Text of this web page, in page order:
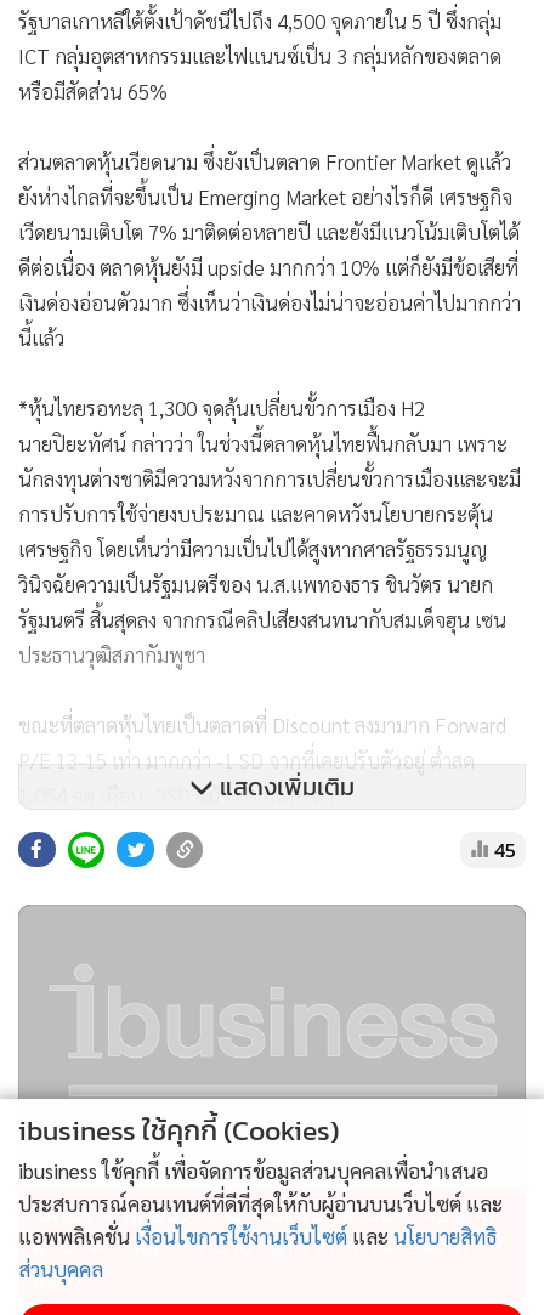
รัฐบาลเกาหลีใต้ตั้งเป้าดัชนีไปถึง 4,500 จุดภายใน 5 ปี ซึ่งกลุ่ม
ICT กลุ่มอุตสาหกรรมและไฟแนนซ์เป็น 3 กลุ่มหลักของตลาด
หรือมีสัดส่วน 65%
ส่วนตลาดหุ้นเวียดนาม ซึ่งยังเป็นตลาด Frontier Market ดูแล้ว
ยังห่างไกลที่จะขึ้นเป็น Emerging Market อย่างไรก็ดี เศรษฐกิจ
เวีดยนามเติบโต 7% มาติดต่อหลายปี และยังมีแนวโน้มเติบโตได้
ดีต่อเนื่อง ตลาดหุ้นยังมี upside มากกว่า 10% แต่ก็ยังมีข้อเสียที่
เงินด่องอ่อนตัวมาก ซึ่งเห็นว่าเงินด่องไม่น่าจะอ่อนค่าไปมากกว่า
นี้แล้ว
*หุ้นไทยรอทะลุ 1,300 จุดลุ้นเปลี่ยนขั้วการเมือง H2
นายปิยะทัศน์ กล่าวว่า ในช่วงนี้ตลาดหุ้นไทยฟื้นกลับมา เพราะ
นักลงทุนต่างชาติมีความหวังจากการเปลี่ยนขั้วการเมืองและจะมี
การปรับการใช้จ่ายงบประมาณ และคาดหวังนโยบายกระตุ้น
เศรษฐกิจ โดยเห็นว่ามีความเป็นไปได้สูงหากศาลรัฐธรรมนูญ
วินิจฉัยความเป็นรัฐมนตรีของ น.ส.แพทองธาร ชินวัตร นายก
รัฐมนตรี สิ้นสุดลง จากกรณีคลิปเสียงสนทนากับสมเด็จฮุน เซน
ประธานวุฒิสภากัมพูชา
ขณะที่ตลาดหุ้นไทยเป็นตลาดที่ Discount ลงมามาก Forward
P/E 13-15 เท่า มากกว่า -1 SD จากที่เคยปรับตัวอยู่ ต่ำสด
1,054 จุด เกือบ -2SD แม้ว่า Growth ต่ำ
ช่วงครึ่งปีหลังปรับมุมมองตลาดหุ้นไทย จาก Neutral เป็น
Slightly Overweight โดยให้เป้าหมายสิ้นปี 68 กรณี Best Case
นายปิยะทัศน์ แนะนำการจัดพอร์ตในครึ่งปีหลัง ถือกองทุนหุ้น
โลก 30-40% ซึ่งมีหุ้นสหรัฐอยู่เป็นส่วนใหญ่ ตราสารหนี้คุณภาพ
เกาหลีใต้ 5% ไทย 5% และทองคำ 10% ซึ่งมองว่าราคามีโอกาส
จะไปถึง 4,000 เหรียญสหรัฐ/ออนซ์
แสดงเพิ่มเติม
45
ไม่สมราคาไทยช่วยไทย! คนบริโภคไข่วันละ 42 ล้าน
ฟอง “พาณิชย์” เอามาขายถูก 19 วัน แค่ 3.42 ล้าน
ฟอง
ibusiness ใช้คุกกี้ (Cookies)
ibusiness ใช้คุกกี้ เพื่อจัดการข้อมูลส่วนบุคคลเพื่อนำเสนอ
ประสบการณ์คอนเทนต์ที่ดีที่สุดให้กับผู้อ่านบนเว็บไซต์ และ
แอพพลิเคชั่น เงื่อนไขการใช้งานเว็บไซต์ และ นโยบายสิทธิ
ส่วนบุคคล